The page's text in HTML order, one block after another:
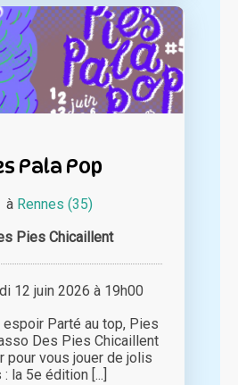
Pala Pop
Rennes (35)
Pies Chicaillent
12 juin 2026 à 19h00
espoir Parté au top, Pies
Des Pies Chicaillent
pour vous jouer de jolis
la 5e édition [...]